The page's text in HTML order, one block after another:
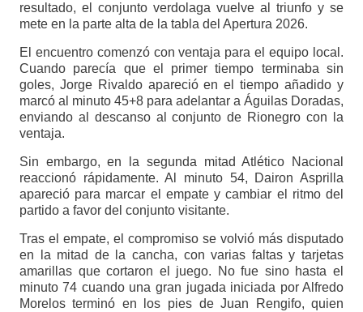
resultado, el conjunto verdolaga vuelve al triunfo y se
mete en la parte alta de la tabla del Apertura 2026.
El encuentro comenzó con ventaja para el equipo local.
Cuando parecía que el primer tiempo terminaba sin
goles, Jorge Rivaldo apareció en el tiempo añadido y
marcó al minuto 45+8 para adelantar a Águilas Doradas,
enviando al descanso al conjunto de Rionegro con la
ventaja.
Sin embargo, en la segunda mitad Atlético Nacional
reaccionó rápidamente. Al minuto 54, Dairon Asprilla
apareció para marcar el empate y cambiar el ritmo del
partido a favor del conjunto visitante.
Tras el empate, el compromiso se volvió más disputado
en la mitad de la cancha, con varias faltas y tarjetas
amarillas que cortaron el juego. No fue sino hasta el
minuto 74 cuando una gran jugada iniciada por Alfredo
Morelos terminó en los pies de Juan Rengifo, quien